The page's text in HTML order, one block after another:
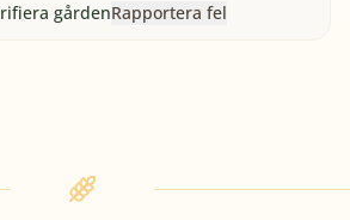
gårdenRapportera fel